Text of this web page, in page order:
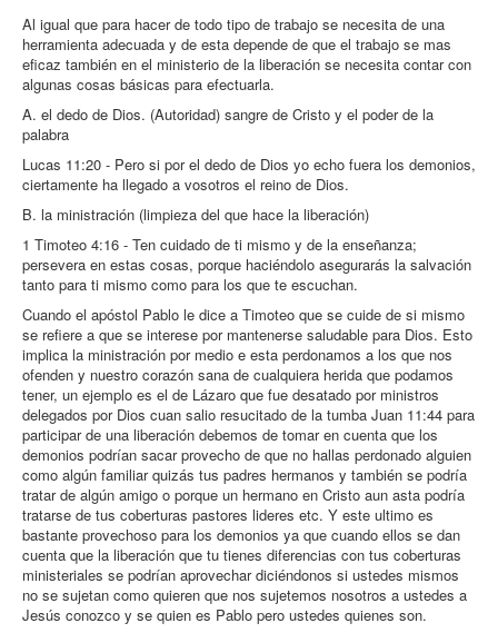
Al igual que para hacer de todo tipo de trabajo se necesita de una
herramienta adecuada y de esta depende de que el trabajo se mas
eficaz también en el ministerio de la liberación se necesita contar con
algunas cosas básicas para efectuarla.
A. el dedo de Dios. (Autoridad) sangre de Cristo y el poder de la
palabra
Lucas 11:20 - Pero si por el dedo de Dios yo echo fuera los demonios,
ciertamente ha llegado a vosotros el reino de Dios.
B. la ministración (limpieza del que hace la liberación)
1 Timoteo 4:16 - Ten cuidado de ti mismo y de la enseñanza;
persevera en estas cosas, porque haciéndolo asegurarás la salvación
tanto para ti mismo como para los que te escuchan.
Cuando el apóstol Pablo le dice a Timoteo que se cuide de si mismo
se refiere a que se interese por mantenerse saludable para Dios. Esto
implica la ministración por medio e esta perdonamos a los que nos
ofenden y nuestro corazón sana de cualquiera herida que podamos
tener, un ejemplo es el de Lázaro que fue desatado por ministros
delegados por Dios cuan salio resucitado de la tumba Juan 11:44 para
participar de una liberación debemos de tomar en cuenta que los
demonios podrían sacar provecho de que no hallas perdonado alguien
como algún familiar quizás tus padres hermanos y también se podría
tratar de algún amigo o porque un hermano en Cristo aun asta podría
tratarse de tus coberturas pastores lideres etc. Y este ultimo es
bastante provechoso para los demonios ya que cuando ellos se dan
cuenta que la liberación que tu tienes diferencias con tus coberturas
ministeriales se podrían aprovechar diciéndonos si ustedes mismos
no se sujetan como quieren que nos sujetemos nosotros a ustedes a
Jesús conozco y se quien es Pablo pero ustedes quienes son.